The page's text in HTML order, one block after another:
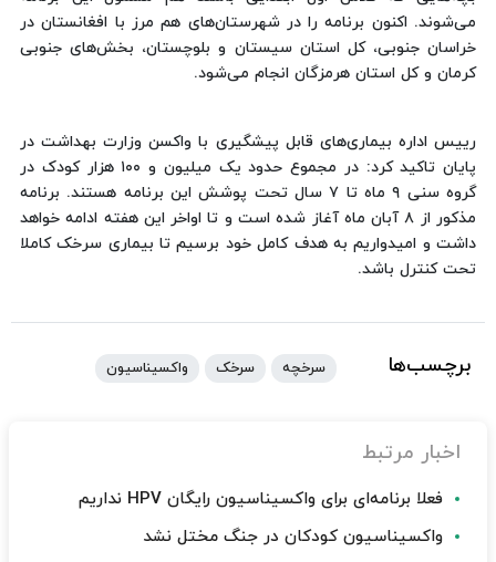
می‌شوند. اکنون برنامه را در شهرستان‌های هم مرز با افغانستان در
خراسان جنوبی، کل استان سیستان و بلوچستان، بخش‌های جنوبی
کرمان و کل استان هرمزگان انجام می‌شود.
رییس اداره بیماری‌های قابل پیشگیری با واکسن وزارت بهداشت در
پایان تاکید کرد: در مجموع حدود یک میلیون و ۱۰۰ هزار کودک در
گروه سنی ۹ ماه تا ۷ سال تحت پوشش این برنامه هستند. برنامه
مذکور از ۸ آبان ماه آغاز شده است و تا اواخر این هفته ادامه خواهد
داشت و امیدواریم به هدف کامل خود برسیم تا بیماری سرخک کاملا
تحت کنترل باشد.
برچسب‌ها سرخچه سرخک واکسیناسیون
اخبار مرتبط
فعلا برنامه‌ای برای واکسیناسیون رایگان HPV نداریم
واکسیناسیون کودکان در جنگ مختل نشد